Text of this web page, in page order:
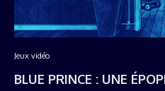
Jeux vidéo
BLUE PRINCE : UNE